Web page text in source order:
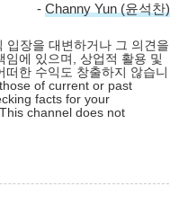
- Channy Yun (윤석찬)
입장을 대변하거나 그 의견을
에 있으며, 상업적 활용 및
한 수익도 창출하지 않습니
of current or past
facts for your
channel does not